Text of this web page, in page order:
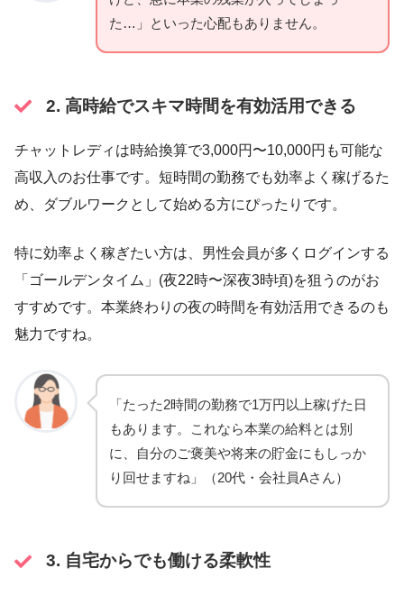
た…」といった心配もありません。
2. 高時給でスキマ時間を有効活用できる
チャットレディは時給換算で3,000円〜10,000円も可能な
高収入のお仕事です。短時間の勤務でも効率よく稼げるた
め、ダブルワークとして始める方にぴったりです。
特に効率よく稼ぎたい方は、男性会員が多くログインする
「ゴールデンタイム」(夜22時〜深夜3時頃)を狙うのがお
すすめです。本業終わりの夜の時間を有効活用できるのも
魅力ですね。
「たった2時間の勤務で1万円以上稼げた日
もあります。これなら本業の給料とは別
に、自分のご褒美や将来の貯金にもしっか
り回せますね」（20代・会社員Aさん）
3. 自宅からでも働ける柔軟性